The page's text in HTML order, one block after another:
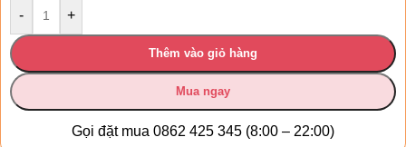
- +
Thêm vào giỏ hàng
Mua ngay
Gọi đặt mua 0862 425 345 (8:00 – 22:00)